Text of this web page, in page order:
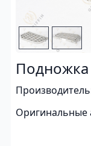
Подножка
Оригинальные